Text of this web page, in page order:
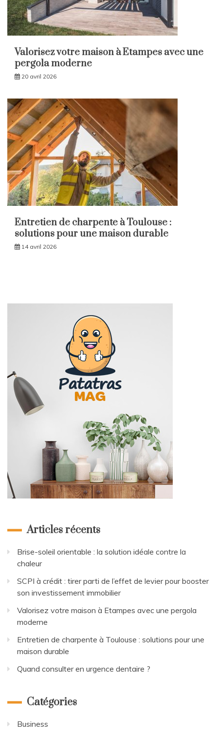
Valorisez votre maison à Etampes avec une
pergola moderne
20 avril 2026
Entretien de charpente à Toulouse :
solutions pour une maison durable
14 avril 2026
Articles récents
Brise-soleil orientable : la solution idéale contre la
chaleur
SCPI à crédit : tirer parti de l’effet de levier pour booster
son investissement immobilier
Valorisez votre maison à Etampes avec une pergola
moderne
Entretien de charpente à Toulouse : solutions pour une
maison durable
Quand consulter en urgence dentaire ?
Catégories
Business